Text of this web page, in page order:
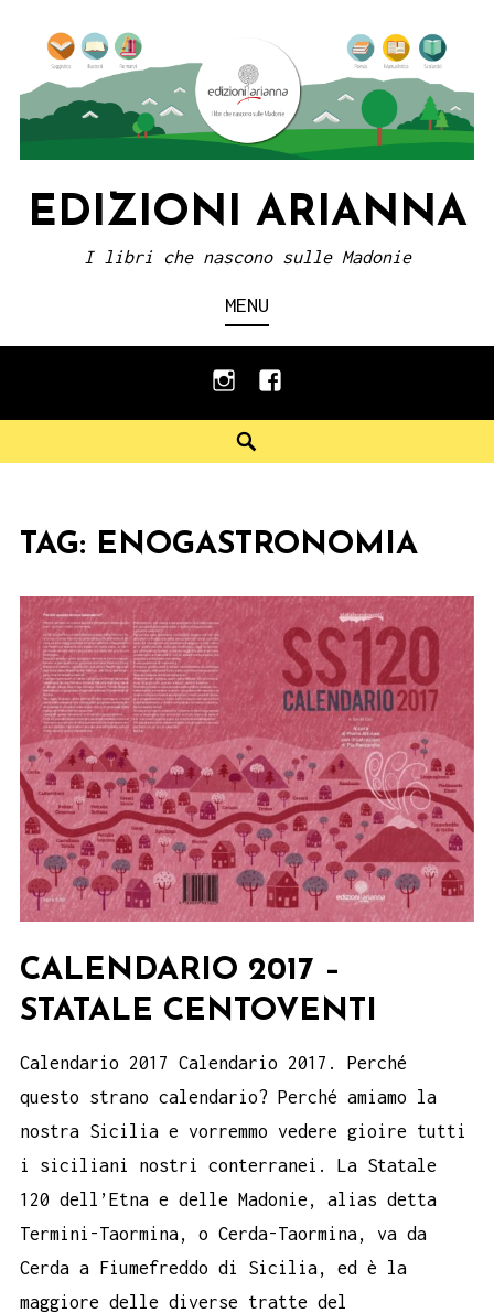
content
EDIZIONI ARIANNA
I libri che nascono sulle Madonie
MENU
instagramfacebook
TAG: ENOGASTRONOMIA
CALENDARIO 2017 –
STATALE CENTOVENTI
Calendario 2017 Calendario 2017. Perché
questo strano calendario? Perché amiamo la
nostra Sicilia e vorremmo vedere gioire tutti
i siciliani nostri conterranei. La Statale
120 dell’Etna e delle Madonie, alias detta
Termini-Taormina, o Cerda-Taormina, va da
Cerda a Fiumefreddo di Sicilia, ed è la
maggiore delle diverse tratte del